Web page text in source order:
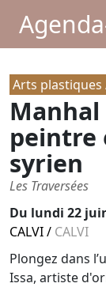
Arts
peintre
syrien
Les Traversées
Du lundi 22
CALVI/ CALVI
Plongez dans
Issa, artiste